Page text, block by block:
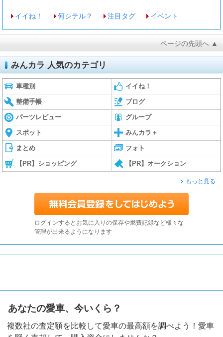
イイね！ 何シテル？ 注目タグ イベント
ページの先頭へ ▲
みんカラ 人気のカテゴリ
車種別 イイね！
整備手帳 ブログ
パーツレビュー グループ
スポット みんカラ＋
まとめ フォト
【PR】ショッピング 【PR】オークション
もっと見る
ログインするとお気に入りの保存や燃費記録など様々な
管理が出来るようになります
あなたの愛車、今いくら？
複数社の査定額を比較して愛車の最高額を調べよう！愛車